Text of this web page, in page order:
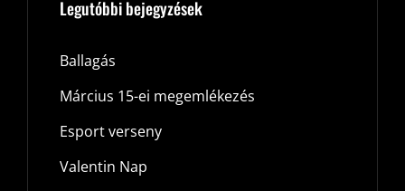
Legutóbbi bejegyzések
Ballagás
Március 15-ei megemlékezés
Esport verseny
Valentin Nap